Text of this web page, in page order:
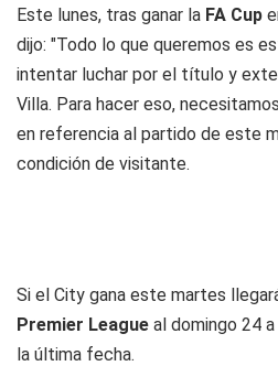
Este lunes, tras ganar la FA Cup
dijo: "Todo lo que queremos es
intentar luchar por el título y
Villa. Para hacer eso,
en referencia al partido de este
condición de visitante.
Si el City gana este martes
Premier League al domingo 24
la última fecha.